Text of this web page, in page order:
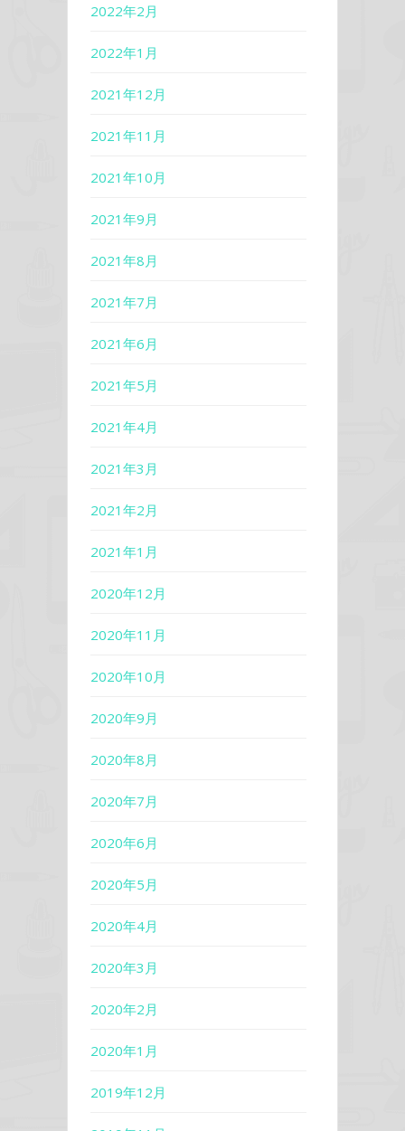
2022年2月
2022年1月
2021年12月
2021年11月
2021年10月
2021年9月
2021年8月
2021年7月
2021年6月
2021年5月
2021年4月
2021年3月
2021年2月
2021年1月
2020年12月
2020年11月
2020年10月
2020年9月
2020年8月
2020年7月
2020年6月
2020年5月
2020年4月
2020年3月
2020年2月
2020年1月
2019年12月